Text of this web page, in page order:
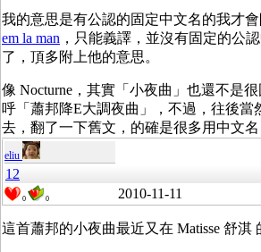
我的意思是有公認的固定中文名的我才
em la man ，只能義譯，並沒有固定的公
了，頂多附上他的意思。
像 Nocturne，其實「小夜曲」也還不是
呼「蕭邦降E大調夜曲」，不過，往後當
去，翻了一下舊文，的確是很多用中文名
eliu
12
0 0 2010-11-11
這首蕭邦的小夜曲最近又在 Matisse 舒淇